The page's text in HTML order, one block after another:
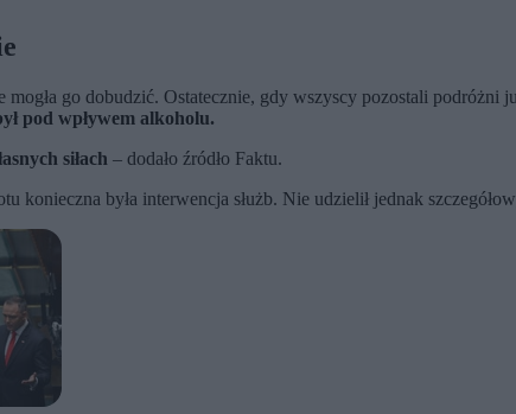
mogła go dobudzić. Ostatecznie, gdy wszyscy pozostali podróżni
pod wpływem alkoholu.
siłach – dodało źródło Faktu.
była interwencja służb. Nie udzielił jednak